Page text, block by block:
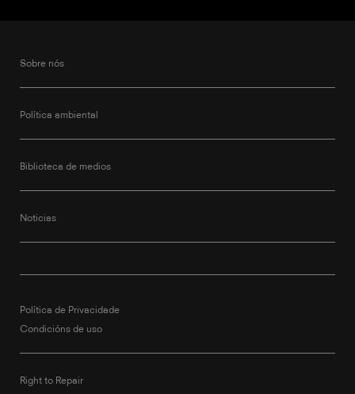
Sobre nós
Política ambiental
Biblioteca de medios
Noticias
Política de Privacidade
Condicións de uso
Right to Repair